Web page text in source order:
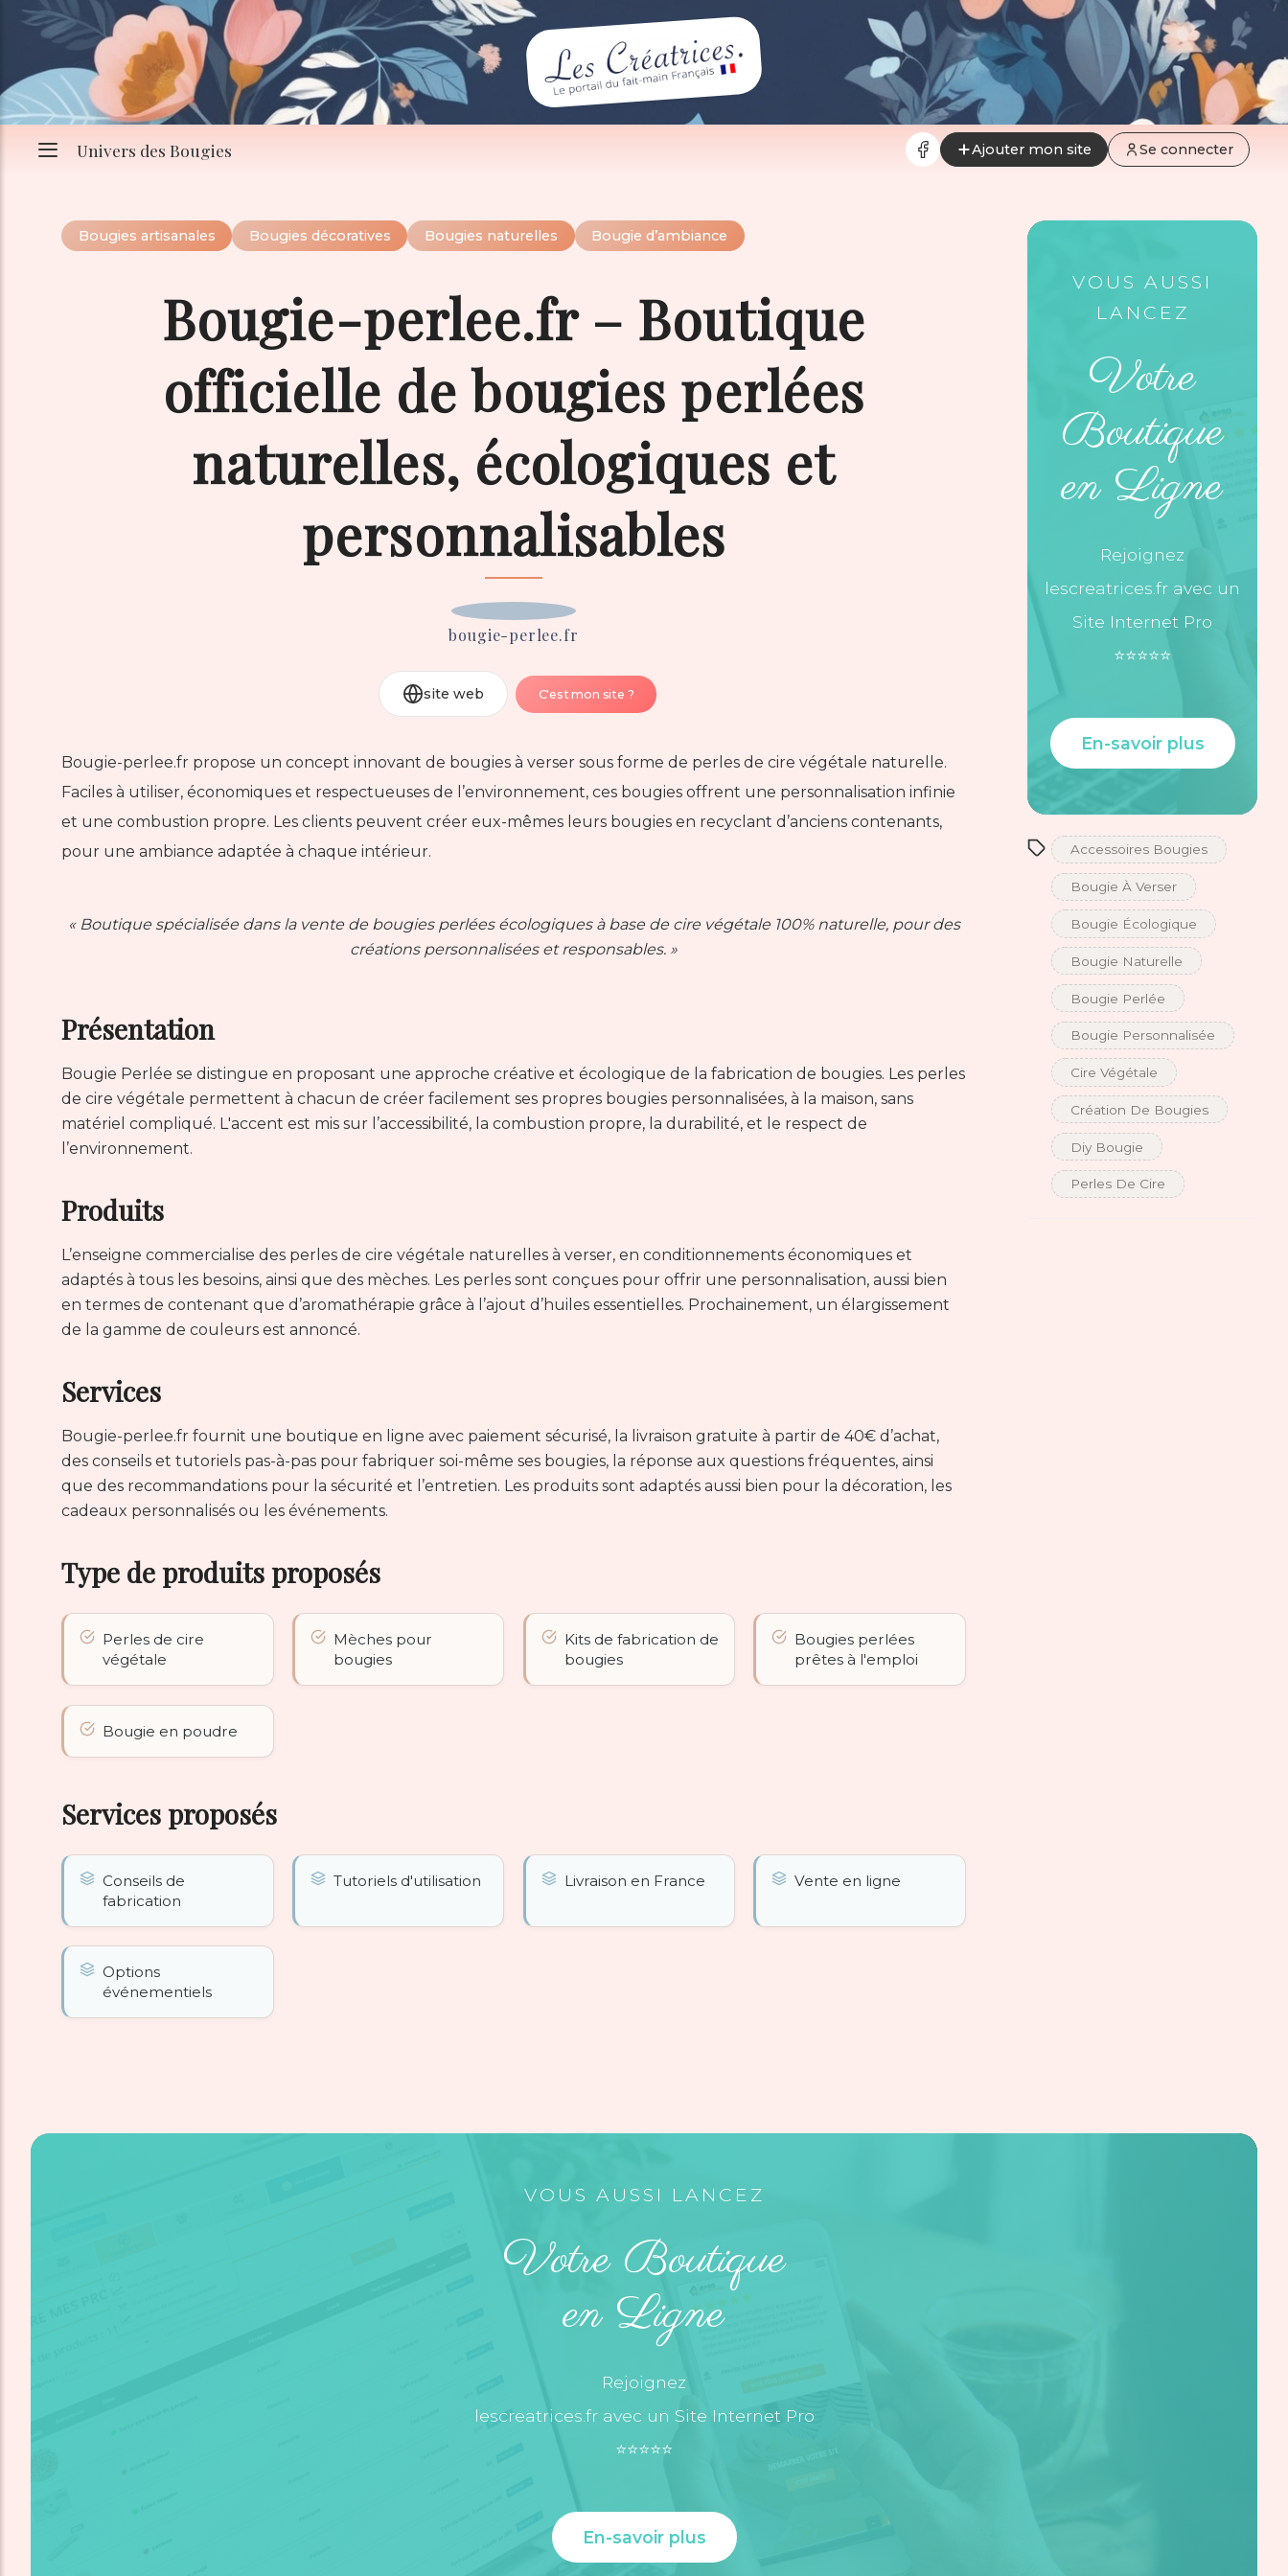
Univers des Bougies Ajouter mon site Se connecter
Bougies artisanales Bougies décoratives Bougies naturelles Bougie d’ambiance
Bougie-perlee.fr – Boutique
officielle de bougies perlées
naturelles, écologiques et
personnalisables
bougie-perlee.fr
site web C'est mon site ?
Bougie-perlee.fr propose un concept innovant de bougies à verser sous forme de perles de cire végétale naturelle.
Faciles à utiliser, économiques et respectueuses de l’environnement, ces bougies offrent une personnalisation infinie
et une combustion propre. Les clients peuvent créer eux-mêmes leurs bougies en recyclant d’anciens contenants,
pour une ambiance adaptée à chaque intérieur.
« Boutique spécialisée dans la vente de bougies perlées écologiques à base de cire végétale 100% naturelle, pour des
créations personnalisées et responsables. »
Présentation
Bougie Perlée se distingue en proposant une approche créative et écologique de la fabrication de bougies. Les perles
de cire végétale permettent à chacun de créer facilement ses propres bougies personnalisées, à la maison, sans
matériel compliqué. L'accent est mis sur l’accessibilité, la combustion propre, la durabilité, et le respect de
l’environnement.
Produits
L’enseigne commercialise des perles de cire végétale naturelles à verser, en conditionnements économiques et
adaptés à tous les besoins, ainsi que des mèches. Les perles sont conçues pour offrir une personnalisation, aussi bien
en termes de contenant que d’aromathérapie grâce à l’ajout d’huiles essentielles. Prochainement, un élargissement
de la gamme de couleurs est annoncé.
Services
Bougie-perlee.fr fournit une boutique en ligne avec paiement sécurisé, la livraison gratuite à partir de 40€ d’achat,
des conseils et tutoriels pas-à-pas pour fabriquer soi-même ses bougies, la réponse aux questions fréquentes, ainsi
que des recommandations pour la sécurité et l’entretien. Les produits sont adaptés aussi bien pour la décoration, les
cadeaux personnalisés ou les événements.
Type de produits proposés
Perles de cire
végétale
Mèches pour
bougies
Kits de fabrication de
bougies
Bougies perlées
prêtes à l'emploi
Bougie en poudre
Services proposés
Conseils de
fabrication
Tutoriels d'utilisation Livraison en France Vente en ligne
Options
événementiels
VOUS AUSSI
LANCEZ
Votre
Boutique
en Ligne
Rejoignez
lescreatrices.fr avec un
Site Internet Pro
⭐️⭐️⭐️⭐️⭐️
En-savoir plus
Accessoires Bougies
Bougie À Verser
Bougie Écologique
Bougie Naturelle
Bougie Perlée
Bougie Personnalisée
Cire Végétale
Création De Bougies
Diy Bougie
Perles De Cire
VOUS AUSSI LANCEZ
Votre Boutique
en Ligne
Rejoignez
lescreatrices.fr avec un Site Internet Pro
⭐️⭐️⭐️⭐️⭐️
En-savoir plus